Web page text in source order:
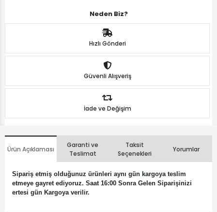
Neden Biz?
Hızlı Gönderi
Güvenli Alışveriş
İade ve Değişim
Ürün Açıklaması
Garanti ve
Teslimat
Taksit
Seçenekleri
Yorumlar
Sipariş etmiş olduğunuz ürünleri aynı gün kargoya teslim
etmeye gayret ediyoruz. Saat 16:00 Sonra Gelen Siparişinizi
ertesi gün Kargoya verilir.